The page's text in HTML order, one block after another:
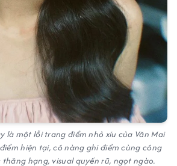
là một lỗi trang điểm nhỏ xíu của Văn Mai
hiện tại, cô nàng ghi điểm cùng công
hạng, visual quyến rũ, ngọt ngào.